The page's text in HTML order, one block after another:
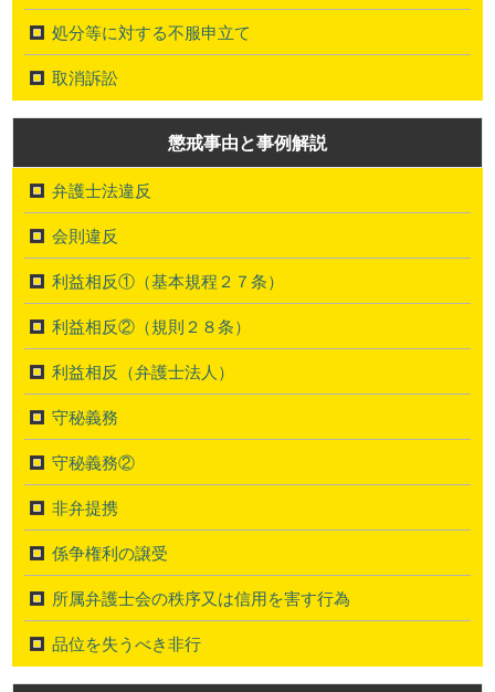
処分等に対する不服申立て
取消訴訟
懲戒事由と事例解説
弁護士法違反
会則違反
利益相反①（基本規程２７条）
利益相反②（規則２８条）
利益相反（弁護士法人）
守秘義務
守秘義務②
非弁提携
係争権利の譲受
所属弁護士会の秩序又は信用を害す行為
品位を失うべき非行